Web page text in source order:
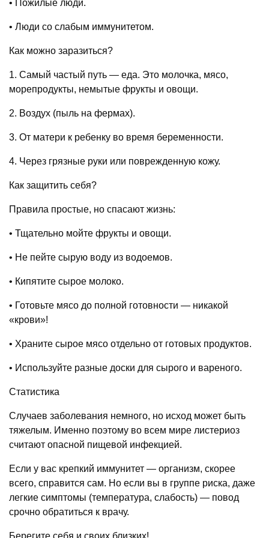
• Пожилые люди.
• Люди со слабым иммунитетом.
Как можно заразиться?
1. Самый частый путь — еда. Это молочка, мясо,
морепродукты, немытые фрукты и овощи.
2. Воздух (пыль на фермах).
3. От матери к ребенку во время беременности.
4. Через грязные руки или поврежденную кожу.
Как защитить себя?
Правила простые, но спасают жизнь:
• Тщательно мойте фрукты и овощи.
• Не пейте сырую воду из водоемов.
• Кипятите сырое молоко.
• Готовьте мясо до полной готовности — никакой
«крови»!
• Храните сырое мясо отдельно от готовых продуктов.
• Используйте разные доски для сырого и вареного.
Статистика
Случаев заболевания немного, но исход может быть
тяжелым. Именно поэтому во всем мире листериоз
считают опасной пищевой инфекцией.
Если у вас крепкий иммунитет — организм, скорее
всего, справится сам. Но если вы в группе риска, даже
легкие симптомы (температура, слабость) — повод
срочно обратиться к врачу.
Берегите себя и своих близких!